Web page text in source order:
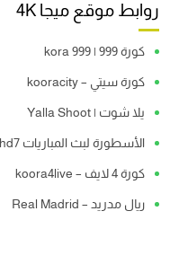
روابط موقع ميجا 4K
كورة 999 | kora 999
كورة سيتي – kooracity
يلا شوت | Yalla Shoot
الأسطورة لبث المباريات livehd7
كورة 4 لايف – koora4live
ريال مدريد – Real Madrid